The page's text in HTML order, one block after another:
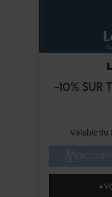
-10% SUR
Valable